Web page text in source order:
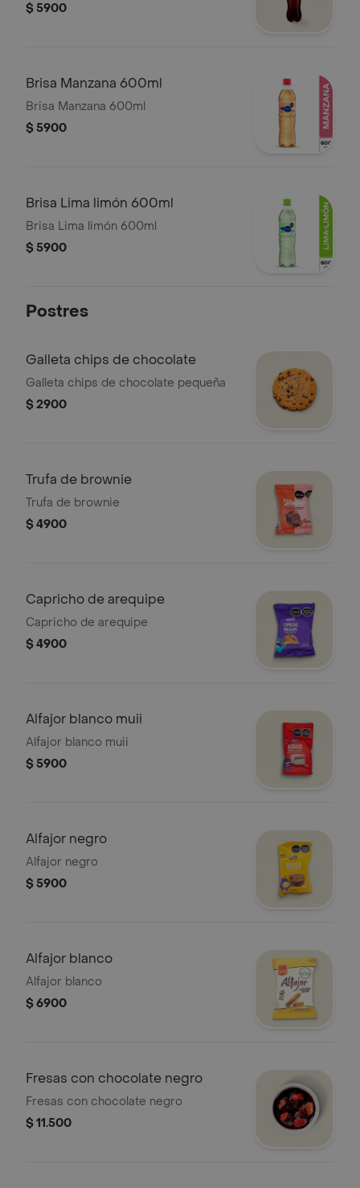
$ 5900
Brisa Manzana 600ml
Brisa Manzana 600ml
$ 5900
Brisa Lima limón 600ml
Brisa Lima limón 600ml
$ 5900
Postres
Galleta chips de chocolate
Galleta chips de chocolate pequeña
$ 2900
Trufa de brownie
Trufa de brownie
$ 4900
Capricho de arequipe
Capricho de arequipe
$ 4900
Alfajor blanco muii
Alfajor blanco muii
$ 5900
Alfajor negro
Alfajor negro
$ 5900
Alfajor blanco
Alfajor blanco
$ 6900
Fresas con chocolate negro
Fresas con chocolate negro
$ 11.500